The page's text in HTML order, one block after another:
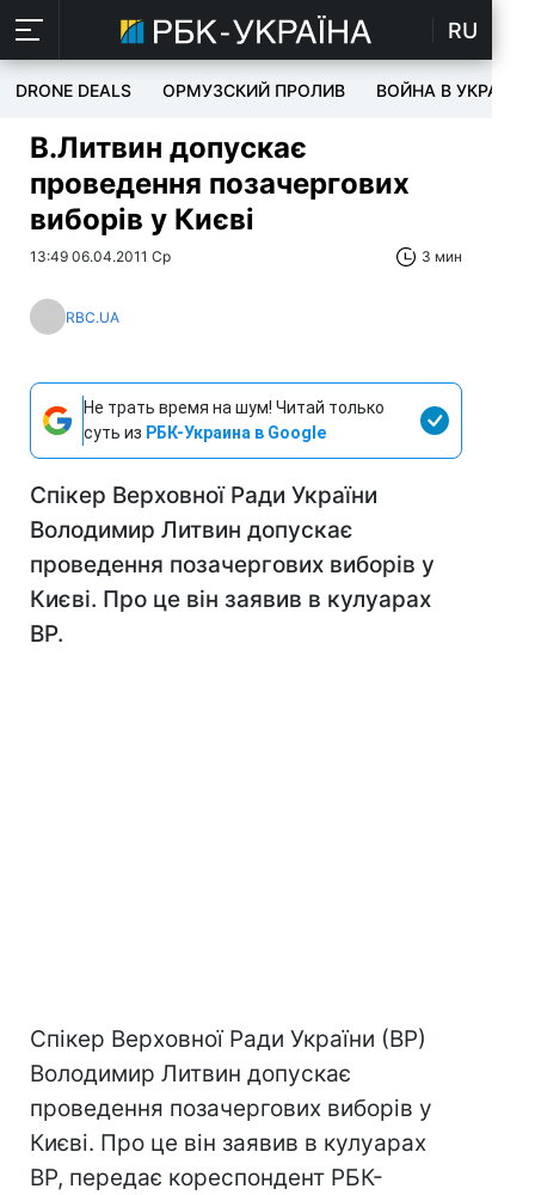
RU
DRONE DEALS ОРМУЗСКИЙ ПРОЛИВ ВОЙНА В УКРАИНЕ
В.Литвин допускає
проведення позачергових
виборів у Києві
13:49 06.04.2011 Ср 3 мин
RBC.UA
Не трать время на шум! Читай только
суть из РБК-Украина в Google
Спікер Верховної Ради України
Володимир Литвин допускає
проведення позачергових виборів у
Києві. Про це він заявив в кулуарах
ВР.
Спікер Верховної Ради України (ВР)
Володимир Литвин допускає
проведення позачергових виборів у
Києві. Про це він заявив в кулуарах
ВР, передає кореспондент РБК-